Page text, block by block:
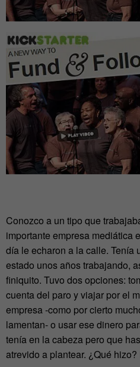
Conozco a un tipo que
importante empresa mediática
día le echaron a la calle. Tenía
estado unos años trabajando,
finiquito. Tuvo dos opciones:
cuenta del paro y viajar por el
empresa -como por cierto
lamentan- o usar ese dinero
tenía en la cabeza pero que
atrevido a plantear. ¿Qué hizo?